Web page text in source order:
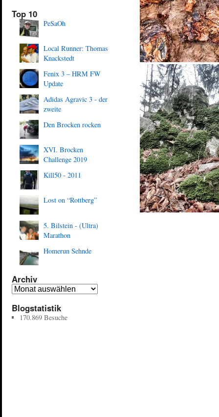
Top 10
PeSaOh
Local Runner: Thomas
Knackstedt
Fenix 3 – HRM FW
Update
Adidas Agravic 3 - der
zweite
Den Brocken rocken
XVI. Brocken
Challenge 2019
Kill50 - 2011
Lost on “Rottberg”
5. Bilstein - (Ultra)
Marathon
Homerun Sehnde
Archiv
Blogstatistik
170.869 Besuche